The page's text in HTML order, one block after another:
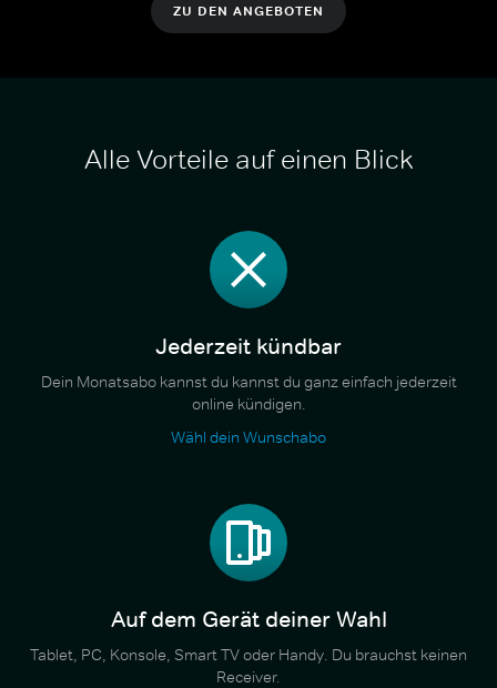
ZU DEN ANGEBOTEN
Alle Vorteile auf einen Blick
Jederzeit kündbar
Dein Monatsabo kannst du kannst du ganz einfach jederzeit
online kündigen.
Wähl dein Wunschabo
Auf dem Gerät deiner Wahl
Tablet, PC, Konsole, Smart TV oder Handy. Du brauchst keinen
Receiver.